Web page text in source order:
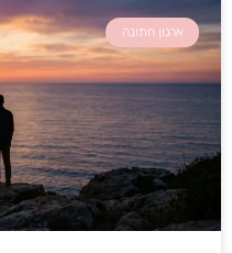
ארגון חתונה